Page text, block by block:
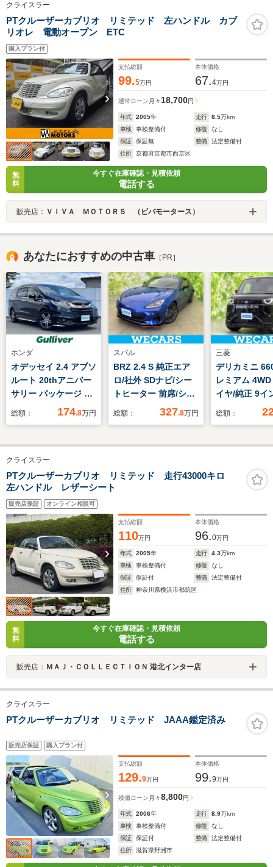
クライスラー
PTクルーザーカブリオ リミテッド 左ハンドル カブ
リオレ 電動オープン ETC
購入プラン付
支払総額
99.5万円
本体価格
67.4万円
通常ローン 月々18,700円
年式 2005年 走行 8.5万km
車検
車検整備付 修復
なし
保証
保証無 整備
法定整備付
住所
京都府京都市西京区
無
料
今すぐ在庫確認・見積依頼
電話する
販売店： ＶＩＶＡ ＭＯＴＯＲＳ （ビバモータース）
あなたにおすすめの中古車 ［PR］
ホンダ
オデッセイ 2.4 アブソ
ルート 20thアニバー
サリー パッケージ コ
ンフォートビュー
ウェルカムライト付パ
ワースライドドア 純
正ディスプレイオーデ
ィオ 2列目センターア
ームレスト付分割スラ
イドシートホンダセン
シング(安全運転支援)
総額： 174.8万円
スバル
BRZ 2.4 S 純正エア
ロ/社外 SDナビ/シー
トヒーター 前席/シー
ト ハーフレザー/ヘッ
横滑り防止装置/クル
ルセグTV/DVD/禁煙車
総額： 327.8万円
三菱
デリカミニ
レミアム
イヤ/純正 9イ
ナビ/デジタル
ドア/シートヒ
車線逸脱防止
テム/シート
総額：
クライスラー
PTクルーザーカブリオ リミテッド 走行43000キロ
左ハンドル レザーシート
販売店保証 オンライン相談可
支払総額
110万円
本体価格
96.0万円
年式 2005年 走行 4.3万km
車検
車検整備付 修復
なし
保証
保証付 整備
法定整備付
住所
神奈川県横浜市都筑区
無
料
今すぐ在庫確認・見積依頼
電話する
販売店： ＭＡＪ・ＣＯＬＬＥＣＴＩＯＮ 港北インター店
クライスラー
PTクルーザーカブリオ リミテッド JAAA鑑定済み
販売店保証 購入プラン付
支払総額
129.9万円
本体価格
99.9万円
残価ローン 月々8,800円
年式 2006年 走行 8.9万km
車検
車検整備付 修復
なし
保証
保証付 整備
法定整備付
住所
滋賀県野洲市